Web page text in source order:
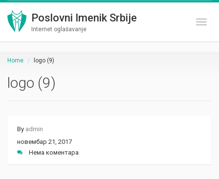
Poslovni Imenik Srbije
Internet oglašavanje
Home logo (9)
logo (9)
By admin
новембар 21, 2017
Нема коментара